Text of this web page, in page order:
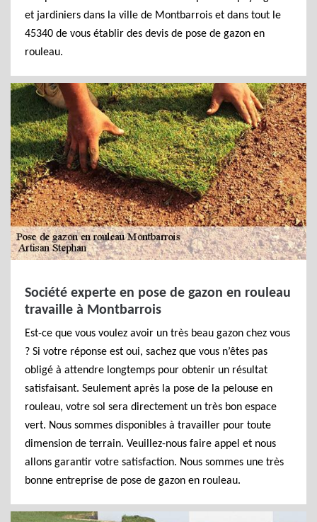
et jardiniers dans la ville de Montbarrois et dans tout le
45340 de vous établir des devis de pose de gazon en
rouleau.
Société experte en pose de gazon en rouleau
travaille à Montbarrois
Est-ce que vous voulez avoir un très beau gazon chez vous
? Si votre réponse est oui, sachez que vous n’êtes pas
obligé à attendre longtemps pour obtenir un résultat
satisfaisant. Seulement après la pose de la pelouse en
rouleau, votre sol sera directement un très bon espace
vert. Nous sommes disponibles à travailler pour toute
dimension de terrain. Veuillez-nous faire appel et nous
allons garantir votre satisfaction. Nous sommes une très
bonne entreprise de pose de gazon en rouleau.